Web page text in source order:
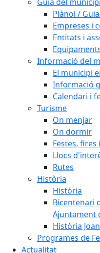
Plànol /
Empreses i
Entitats i
Informació del
El municipi
Informació
Calendari i
Turisme
On menjar
On dormir
Festes, fires
Llocs
Rutes
Història
Història
Bicentenari
Ajuntament
Història
Programes de
Actualitat